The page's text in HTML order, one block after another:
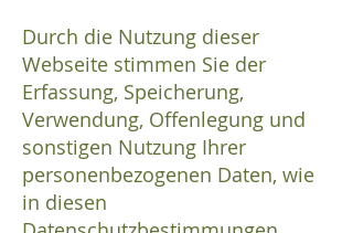
Durch die Nutzung dieser
Webseite stimmen Sie der
Erfassung, Speicherung,
Verwendung, Offenlegung und
sonstigen Nutzung Ihrer
personenbezogenen Daten, wie
in diesen